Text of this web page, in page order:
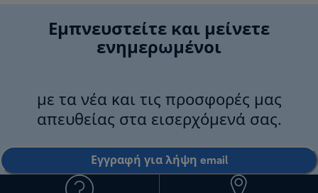
Εμπνευστείτε και μείνετε
ενημερωμένοι
με τα νέα και τις προσφορές μας
απευθείας στα εισερχόμενά σας.
Εγγραφή για λήψη email